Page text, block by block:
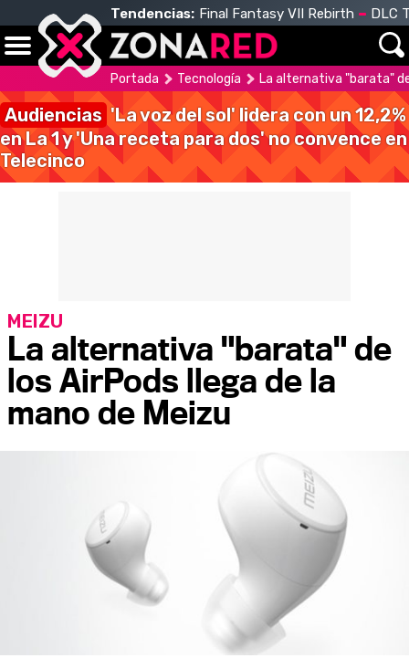
Tendencias: Final Fantasy VII Rebirth DLC
Portada Tecnología La alternativa "barata"
Audiencias 'La voz del sol' lidera con un 12,2%
en La 1 y 'Una receta para dos' no convence en
Telecinco
La alternativa "barata" de
los AirPods llega de la
mano de Meizu
MEIZU